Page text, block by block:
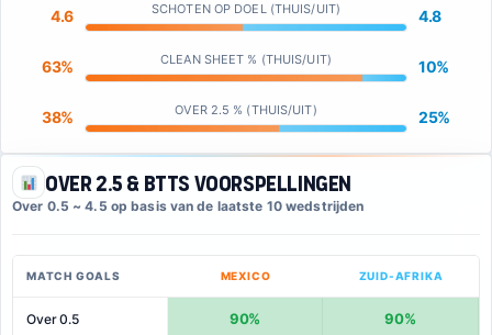
4.6 SCHOTEN OP DOEL (THUIS/UIT) 4.8
63% CLEAN SHEET % (THUIS/UIT) 10%
38% OVER 2.5 % (THUIS/UIT) 25%
Over 2.5 & BTTS Voorspellingen
Over 0.5 ~ 4.5 op basis van de laatste 10 wedstrijden
MATCH GOALS MEXICO ZUID-AFRIKA
Over 0.5 90% 90%